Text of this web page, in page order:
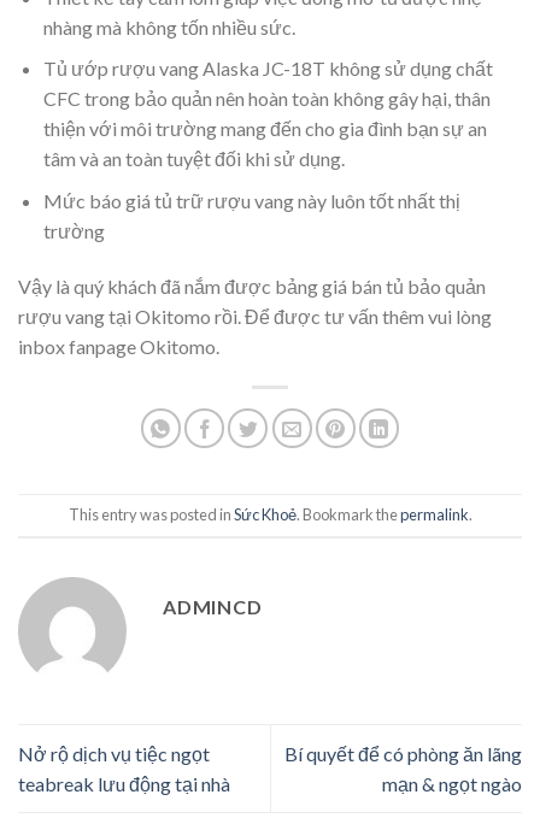
nhàng mà không tốn nhiều sức.
Tủ ướp rượu vang Alaska JC-18T không sử dụng chất
CFC trong bảo quản nên hoàn toàn không gây hại, thân
thiện với môi trường mang đến cho gia đình bạn sự an
tâm và an toàn tuyệt đối khi sử dụng.
Mức báo giá tủ trữ rượu vang này luôn tốt nhất thị
trường
Vậy là quý khách đã nắm được bảng giá bán tủ bảo quản
rượu vang tại Okitomo rồi. Để được tư vấn thêm vui lòng
inbox fanpage Okitomo.
This entry was posted inSức Khoẻ. Bookmark thepermalink.
ADMINCD
Nở rộ dịch vụ tiệc ngọt
teabreak lưu động tại nhà
Bí quyết để có phòng ăn lãng
mạn & ngọt ngào